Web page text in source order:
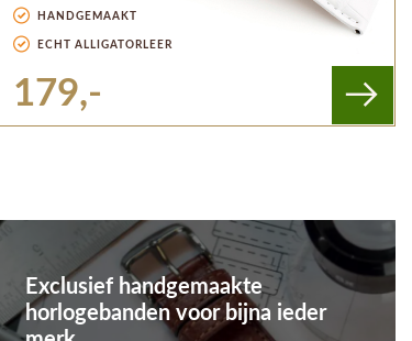
HANDGEMAAKT
ECHT ALLIGATORLEER
179,-
Exclusief handgemaakte
horlogebanden voor bijna ieder